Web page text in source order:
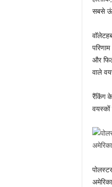
सबसे
और
वाले
रैंकिंग
वयस्कों